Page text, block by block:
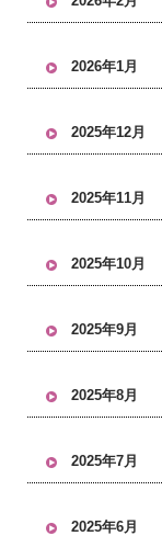
2026年1月
2025年12月
2025年11月
2025年10月
2025年9月
2025年8月
2025年7月
2025年6月